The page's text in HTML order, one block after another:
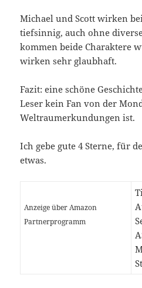
Michael und Scott wirken
tiefsinnig, auch ohne
kommen beide Charaktere
wirken sehr glaubhaft.
Fazit: eine schöne
Leser kein Fan von der
Weltraumerkundungen ist.
Ich gebe gute 4 Sterne, für
etwas.
Anzeige über Amazon
Partnerprogramm